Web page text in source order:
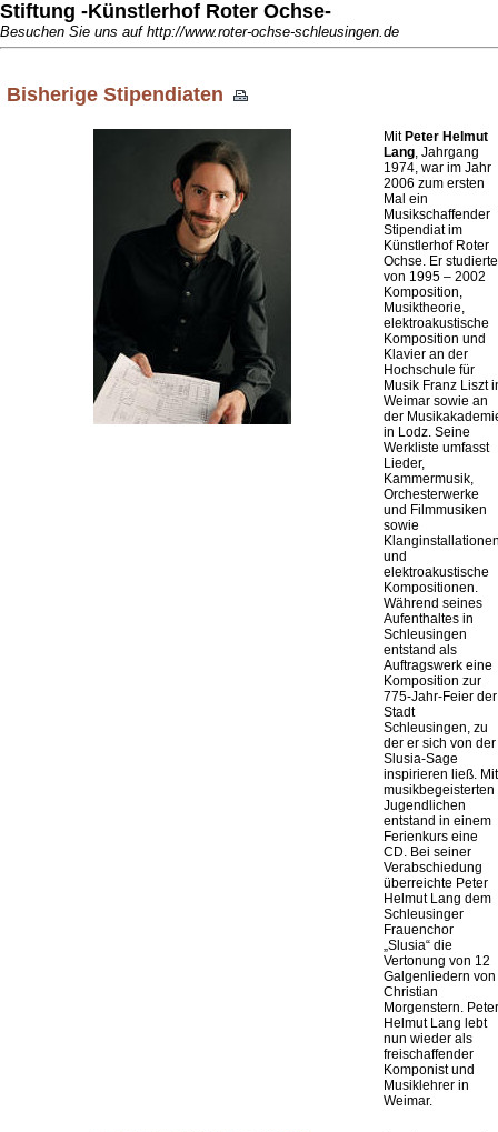
Stiftung -Künstlerhof Roter Ochse-
Besuchen Sie uns auf http://www.roter-ochse-schleusingen.de
Bisherige Stipendiaten
Mit Peter Helmut
Lang, Jahrgang
1974, war im Jahr
2006 zum ersten
Mal ein
Musikschaffender
Stipendiat im
Künstlerhof Roter
Ochse. Er studierte
von 1995 – 2002
Komposition,
Musiktheorie,
elektroakustische
Komposition und
Klavier an der
Hochschule für
Musik Franz Liszt
Weimar sowie an
der
in Lodz. Seine
Werkliste umfasst
Lieder,
Kammermusik,
Orchesterwerke
und Filmmusiken
sowie
und
elektroakustische
Kompositionen.
Während seines
Aufenthaltes in
Schleusingen
entstand als
Auftragswerk eine
Komposition zur
775-Jahr-Feier der
Stadt
Schleusingen, zu
der er sich von der
Slusia-Sage
inspirieren ließ. Mit
musikbegeisterten
Jugendlichen
entstand in einem
Ferienkurs eine
CD. Bei seiner
Verabschiedung
überreichte Peter
Helmut Lang dem
Schleusinger
Frauenchor
„Slusia“ die
Vertonung von 12
Galgenliedern von
Christian
Morgenstern. Peter
Helmut Lang lebt
nun wieder als
freischaffender
Komponist und
Musiklehrer in
Weimar.